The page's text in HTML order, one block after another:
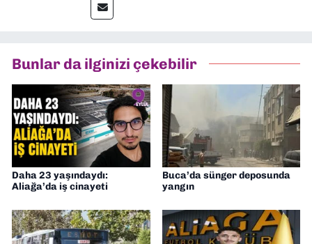
editörlük görevini de üstleniyorum.
Bunlar da ilginizi çekebilir
Daha 23 yaşındaydı:
Aliağa’da iş cinayeti
Buca’da sünger deposunda
yangın